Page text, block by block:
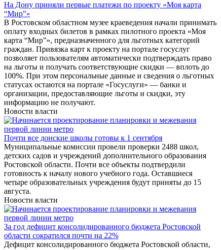
На Дону приняли первые платежи по проекту «Моя карта
“Мир”»
В Ростовском областном музее краеведения начали принимать
оплату входных билетов в рамках пилотного проекта «Моя
карта “Мир”», предназначенного для льготных категорий
граждан. Привязка карт к проекту на портале госуслуг
позволяет пользователям автоматически подтверждать право
на льготы и получать соответствующие скидки — вплоть до
100%. При этом персональные данные и сведения о льготных
статусах остаются на портале «Госуслуги» — банки и
организации, предоставляющие льготы и скидки, эту
информацию не получают.
Новости власти
Почти все донские школы готовы к 1 сентября
Муниципальные комиссии провели проверки 2488 школ,
детских садов и учреждений дополнительного образования
Ростовской области. Почти все объекты подтвердили
готовность к началу нового учебного года. Оставшиеся
четыре образовательных учреждения будут приняты до 15
августа.
Новости власти
За год дефицит консолидированного бюджета Ростовской
области сократился почти на 22%
Дефицит консолидированного бюджета Ростовской области,